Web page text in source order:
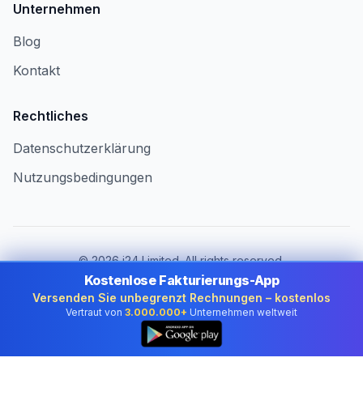
Unternehmen
Blog
Kontakt
Rechtliches
Datenschutzerklärung
Nutzungsbedingungen
©2026i24 Limited. All rights reserved.
Für Unternehmen in Austria
Land ändern:
Austria
Kostenlose Fakturierungs-App
Versenden Sie unbegrenzt Rechnungen – kostenlos
Vertraut von 3.000.000+ Unternehmen weltweit